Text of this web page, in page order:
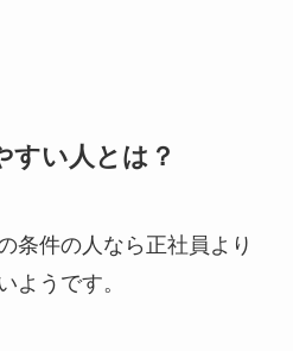
すい人とは？
条件の人なら正社員より
ようです。